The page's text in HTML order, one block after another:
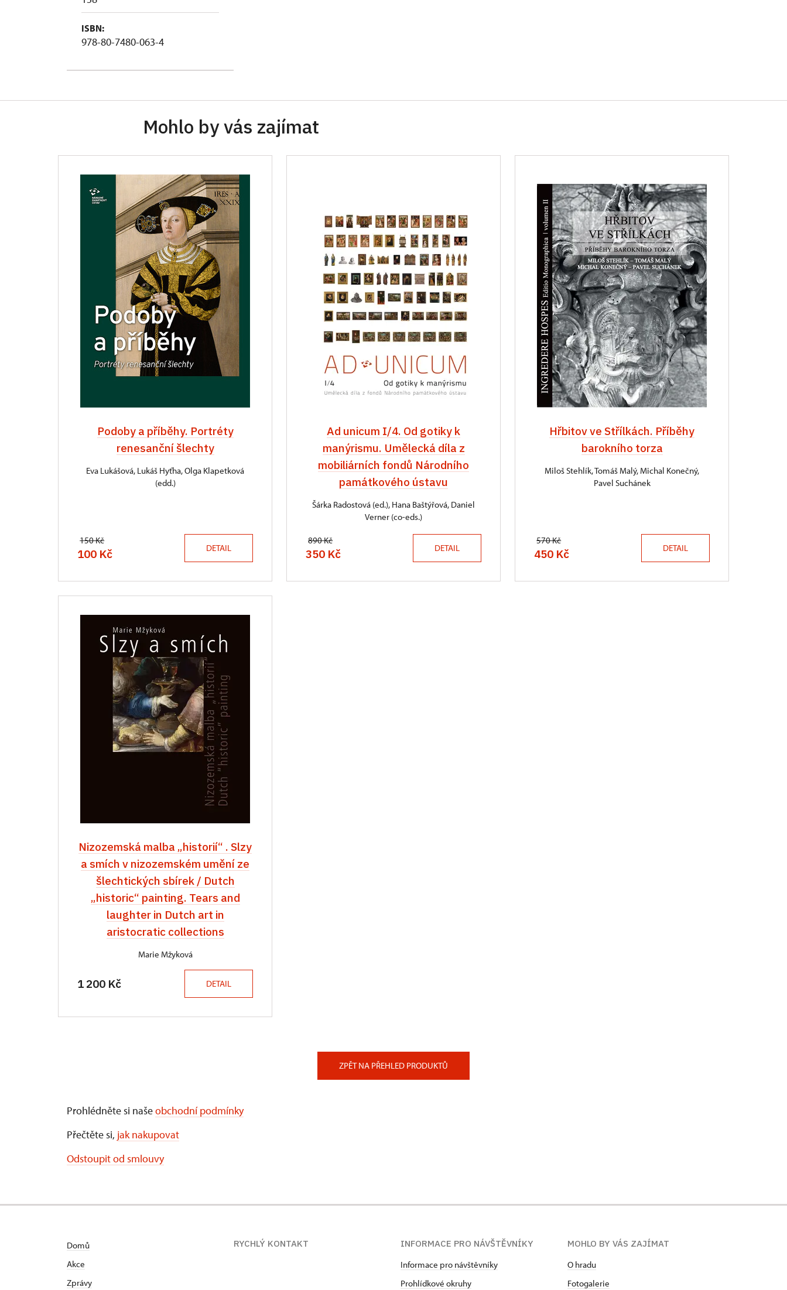
ISBN:
978-80-7480-063-4
Mohlo by vás zajímat
Podoby a příběhy. Portréty
renesanční šlechty
Eva Lukášová, Lukáš Hyťha, Olga Klapetková
(edd.)
150 Kč
100 Kč DETAIL
Ad unicum I/4. Od gotiky k
manýrismu. Umělecká díla z
mobiliárních fondů Národního
památkového ústavu
Šárka Radostová (ed.), Hana Baštýřová, Daniel
Verner (co-eds.)
890 Kč
350 Kč DETAIL
Hřbitov ve Střílkách. Příběhy
barokního torza
Miloš Stehlík, Tomáš Malý, Michal Konečný,
Pavel Suchánek
570 Kč
450 Kč DETAIL
Nizozemská malba „historií“ . Slzy
a smích v nizozemském umění ze
šlechtických sbírek / Dutch
„historic“ painting. Tears and
laughter in Dutch art in
aristocratic collections
Marie Mžyková
1 200 Kč DETAIL
ZPĚT NA PŘEHLED PRODUKTŮ
Prohlédněte si našeobchodní podmínky
Přečtěte si, jak nakupovat
Odstoupit od smlouvy
Domů
Akce
Zprávy
RYCHLÝ KONTAKT
INFORMACE PRO NÁVŠTĚVNÍKY
Informace pro návštěvníky
Prohlídkové okruhy
MOHLO BY VÁS ZAJÍMAT
O hradu
Fotogalerie